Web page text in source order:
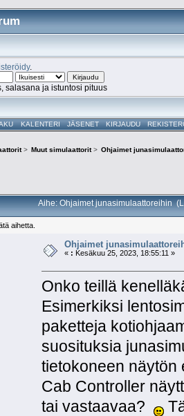
.
salasana ja istuntosi pituus
KALENTERI JÄSENET KIRJAUDU
> Muut simulaattorit> Ohjaimet
Aihe: Ohjaimet junasimulaattoreihin
aihetta.
Ohjaimet
« : Kesäkuu 25, 2023, 18:55:11 »
Onko teillä
Esimerkiksi
paketteja
suosituksia
tietokoneen näytön
Cab Controller
tai vastaavaa?